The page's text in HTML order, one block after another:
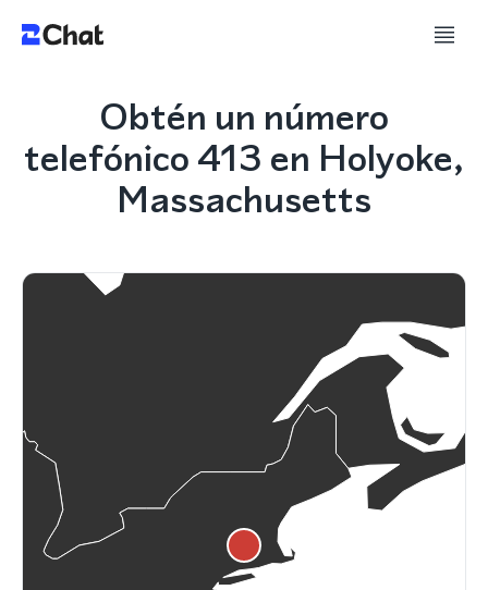
Obtén un número
telefónico 413 en Holyoke,
Massachusetts